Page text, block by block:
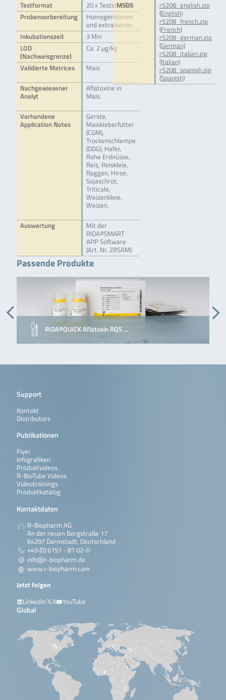
Testformat
20 x Teststreifen
Probenvorbereitung
Homogenisieren
und extrahieren.
Inkubationszeit
3 Min
LOD
(Nachweisgrenze)
Ca. 2 µg/kg
Validierte Matrices Mais
Nachgewiesener
Analyt
Aflatoxine in
Mais.
Vorhandene
Application Notes
Gerste,
Maiskleberfutter
(CGM),
Trockenschlempe
(DDG), Hafer,
Rohe Erdnüsse,
Reis, Reiskleie,
Rpggen, Hirse,
Sojaschrot,
Triticale,
Weizenkleie,
Weizen.
Auswertung
Mit der
RIDA®SMART
APP Software
(Art. Nr. ZRSAM)
MSDS
r5208_english.zip
(English)
r5208_french.zip
(French)
r5208_german.zip
(German)
r5208_italian.zip
(Italian)
r5208_spanish.zip
(Spanish)
Passende Produkte
RIDA®QUICK Aflatoxin RQS …
Support
Kontakt
Distributors
Publikationen
Flyer
Infografiken
Produktvideos
R-BioTube Videos
Videotrainings
Produktkatalog
Kontaktdaten
R-Biopharm AG
An der neuen Bergstraße 17
64297 Darmstadt, Deutschland
+49 (0) 6151 - 81 02-0
info@r-biopharm.de
www.r-biopharm.com
Jetzt folgen
LinkedIn
X YouTube
Global